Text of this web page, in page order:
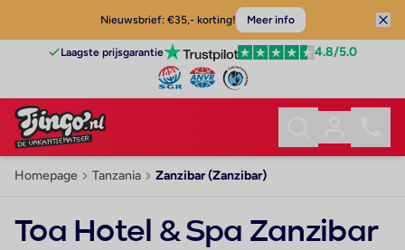
Nieuwsbrief: €35,- korting! Meer info
Laagste prijsgarantie 4.8/5.0
Homepage Tanzania Zanzibar (Zanzibar)
Toa Hotel & Spa Zanzibar